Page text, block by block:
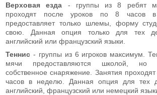
Верховая езда - группы из 8 ребят
проходят после уроков по 8 часов
предоставляет только шлемы, форму
свою. Данная опция только для тех
английский или французский языки.
Теннис - группы из 6 игроков максимум.
мячи предоставляются школой, но
собственное снаряжение. Занятия
часов в неделю. Данная опция для тех
английский, французский или немецкий